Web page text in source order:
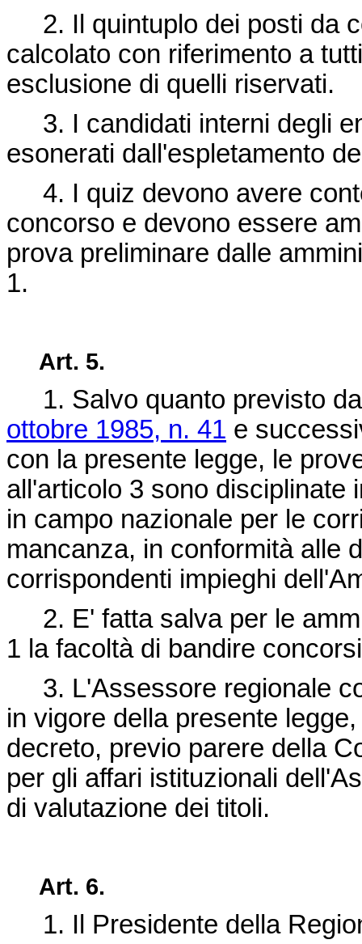
2. Il quintuplo dei posti da
calcolato con riferimento a
esclusione di quelli riservati.
3. I candidati interni degli
esonerati dall'espletamento
4. I quiz devono avere
concorso e devono essere
prova preliminare dalle
1.
Art. 5.
1. Salvo quanto previsto
ottobre 1985, n. 41 e
con la presente legge, le
all'articolo 3 sono disciplinate
in campo nazionale per le
mancanza, in conformità alle
corrispondenti impieghi
2. E' fatta salva per le
1 la facoltà di bandire
3. L'Assessore regionale
in vigore della presente
decreto, previo parere della
per gli affari istituzionali
di valutazione dei titoli.
Art. 6.
1. Il Presidente della